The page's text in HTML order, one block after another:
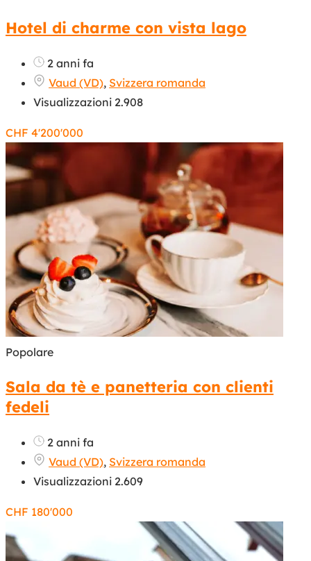
Hotel di charme con vista lago
2 anni fa
Vaud (VD), Svizzera romanda
Visualizzazioni 2.908
CHF 4'200'000
Popolare
Sala da tè e panetteria con clienti
fedeli
2 anni fa
Vaud (VD), Svizzera romanda
Visualizzazioni 2.609
CHF 180'000